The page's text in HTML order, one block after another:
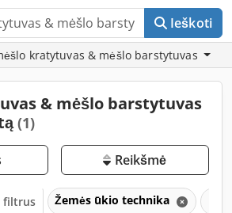
Ieškoti
kratytuvas & mėšlo barstytuvas
& mėšlo barstytuvas
(1)
Reikšmė
filtrus Žemės ūkio technika